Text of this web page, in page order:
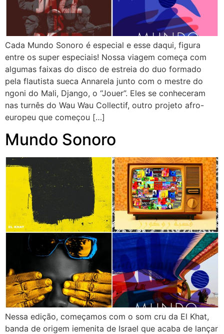
Cada Mundo Sonoro é especial e esse daqui, figura
entre os super especiais! Nossa viagem começa com
algumas faixas do disco de estreia do duo formado
pela flautista sueca Annarela junto com o mestre do
ngoni do Mali, Django, o “Jouer”. Eles se conheceram
nas turnês do Wau Wau Collectif, outro projeto afro-
europeu que começou […]
Mundo Sonoro
Nessa edição, começamos com o som cru da El Khat,
banda de origem iemenita de Israel que acaba de lançar